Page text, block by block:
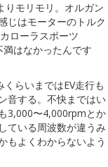
りモリモリ。オルガン
じはモーターのトルク
ローラスポーツ
はなかったんです
らいまではEV走行も
音する。不快まではい
3,000〜4,000rpmとか
ている周波数が違うみ
もよくわからないよう